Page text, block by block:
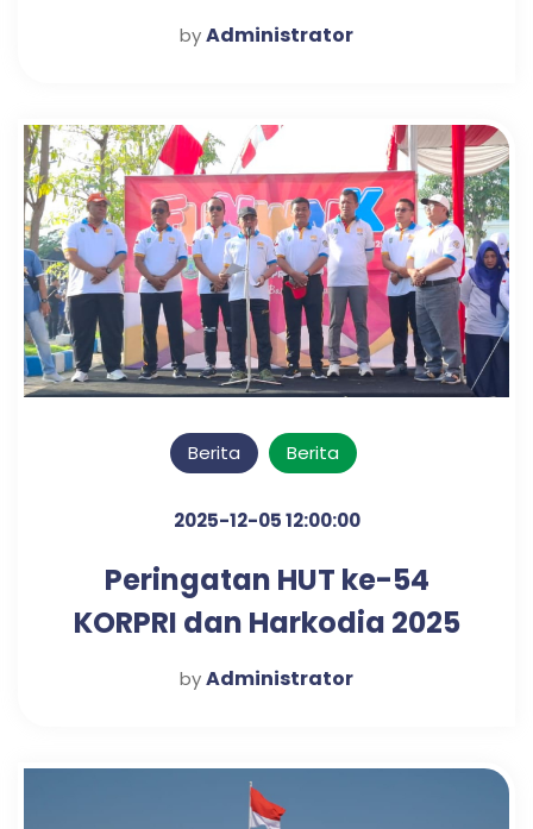
KLAMPISREJO
byAdministrator
Berita Berita
2025-12-05 12:00:00
Peringatan HUT ke-54
KORPRI dan Harkodia 2025
Kabupaten Pasuruan
byAdministrator